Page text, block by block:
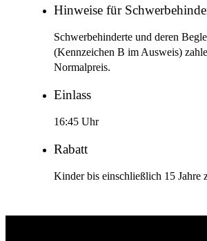
Hinweise für
Schwerbehinderte und deren
(Kennzeichen B im Ausweis)
Normalpreis.
Einlass
16:45 Uhr
Rabatt
Kinder bis einschließlich 15 Jahre